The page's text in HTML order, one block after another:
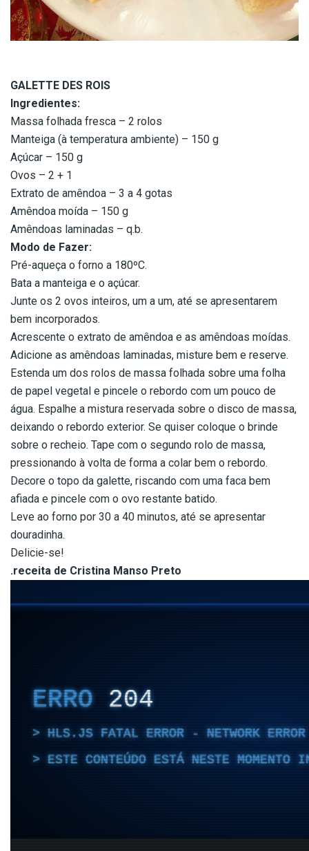
GALETTE DES ROIS
Ingredientes:
Massa folhada fresca – 2 rolos
Manteiga (à temperatura ambiente) – 150 g
Açúcar – 150 g
Ovos – 2 + 1
Extrato de amêndoa – 3 a 4 gotas
Amêndoa moída – 150 g
Amêndoas laminadas – q.b.
Modo de Fazer:
Pré-aqueça o forno a 180ºC.
Bata a manteiga e o açúcar.
Junte os 2 ovos inteiros, um a um, até se apresentarem
bem incorporados.
Acrescente o extrato de amêndoa e as amêndoas moídas.
Adicione as amêndoas laminadas, misture bem e reserve.
Estenda um dos rolos de massa folhada sobre uma folha
de papel vegetal e pincele o rebordo com um pouco de
água. Espalhe a mistura reservada sobre o disco de massa,
deixando o rebordo exterior. Se quiser coloque o brinde
sobre o recheio. Tape com o segundo rolo de massa,
pressionando à volta de forma a colar bem o rebordo.
Decore o topo da galette, riscando com uma faca bem
afiada e pincele com o ovo restante batido.
Leve ao forno por 30 a 40 minutos, até se apresentar
douradinha.
Delicie-se!
.receita de Cristina Manso Preto